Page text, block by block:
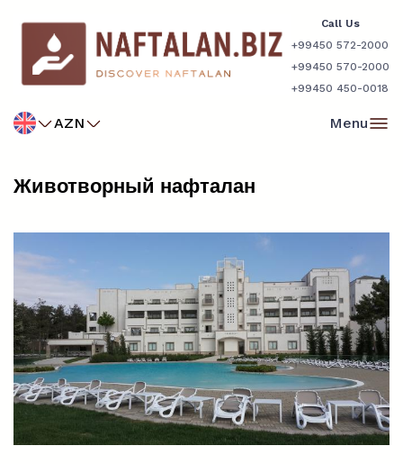
Call Us
+99450 572-2000
+99450 570-2000
+99450 450-0018
AZN Menu
Животворный нафталан